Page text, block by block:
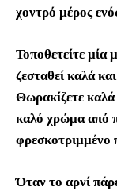
χοντρό μέρος
Τοποθετείτε
ζεσταθεί καλά
Θωρακίζετε
καλό χρώμα από
φρεσκοτριμμένο
Όταν το αρνί